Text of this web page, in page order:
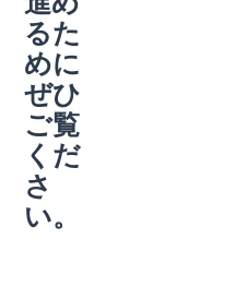
るた
めに
ぜひ
ご覧
くだ
さ
い。